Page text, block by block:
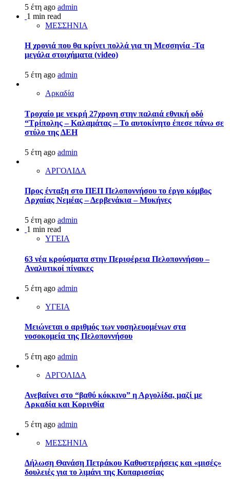
5 έτη ago admin
1 min read
ΜΕΣΣΗΝΙΑ
Η χρονιά που θα κρίνει πολλά για τη Μεσσηνία -Τα
μεγάλα στοιχήματα (video)
5 έτη ago admin
Αρκαδία
Τροχαίο με νεκρή 27χρονη στην παλαιά εθνική οδό
“Τρίπολης – Καλαμάτας – Το αυτοκίνητο έπεσε πάνω σε
στύλο της ΔΕΗ
5 έτη ago admin
ΑΡΓΟΛΙΔΑ
Προς ένταξη στο ΠΕΠ Πελοποννήσου το έργο κόμβος
Αρχαίας Νεμέας – Δερβενάκια – Μυκήνες
5 έτη ago admin
1 min read
ΥΓΕΙΑ
63 νέα κρούσματα στην Περιφέρεια Πελοποννήσου –
Αναλυτικοί πίνακες
5 έτη ago admin
ΥΓΕΙΑ
Μειώνεται ο αριθμός των νοσηλευομένων στα
νοσοκομεία της Πελοποννήσου
5 έτη ago admin
ΑΡΓΟΛΙΔΑ
Ανεβαίνει στο “βαθύ κόκκινο” η Αργολίδα, μαζί με
Αρκαδία και Κορινθία
5 έτη ago admin
ΜΕΣΣΗΝΙΑ
Δήλωση Θανάση Πετράκου Καθυστερήσεις και «μισές»
δουλειές για το λιμάνι της Κυπαρισσίας